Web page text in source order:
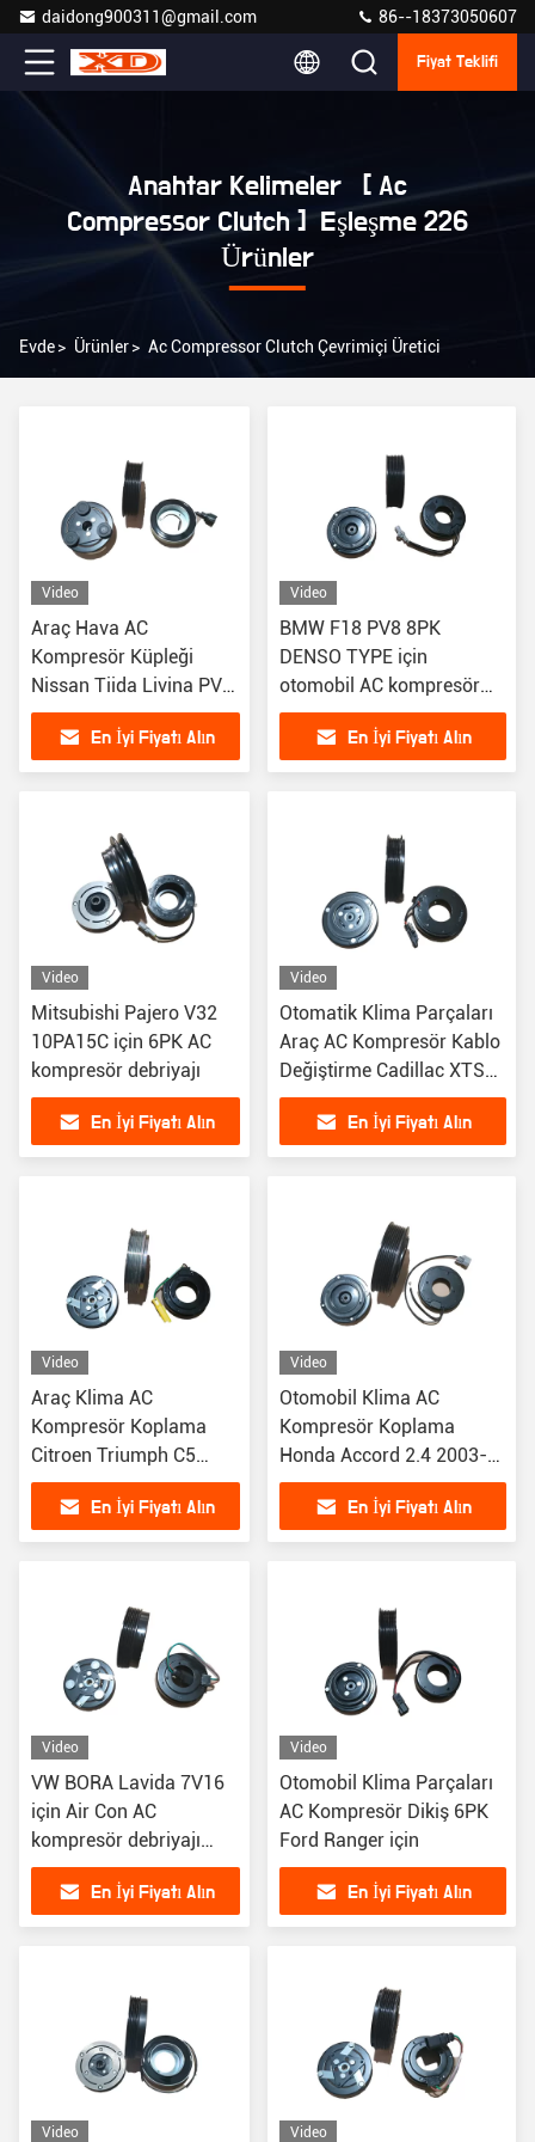
daidong900311@gmail.com 86--18373050607
Fiyat Teklifi
Anahtar Kelimeler [ Ac
Compressor Clutch ] Eşleşme 226
Ürünler
Evde> Ürünler> Ac Compressor Clutch Çevrimiçi Üretici
Video
Araç Hava AC
Kompresör Küpleği
Nissan Tiida Livina PV7
12V için
En İyi Fiyatı Alın
Video
BMW F18 PV8 8PK
DENSO TYPE için
otomobil AC kompresör
debriyajı
En İyi Fiyatı Alın
Video
Mitsubishi Pajero V32
10PA15C için 6PK AC
kompresör debriyajı
En İyi Fiyatı Alın
Video
Otomatik Klima Parçaları
Araç AC Kompresör Kablo
Değiştirme Cadillac XTS
2.0 2018 için
En İyi Fiyatı Alın
Video
Araç Klima AC
Kompresör Koplama
Citroen Triumph C5
Peugeot 408 için
En İyi Fiyatı Alın
Video
Otomobil Klima AC
Kompresör Koplama
Honda Accord 2.4 2003-
2007 PV6 için
En İyi Fiyatı Alın
Video
VW BORA Lavida 7V16
için Air Con AC
kompresör debriyajı
değiştirme
En İyi Fiyatı Alın
Video
Otomobil Klima Parçaları
AC Kompresör Dikiş 6PK
Ford Ranger için
En İyi Fiyatı Alın
Video Video